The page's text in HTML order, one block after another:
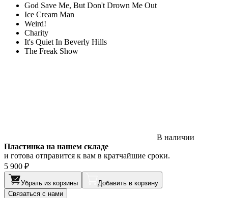
God Save Me, But Don't Drown Me Out
Ice Cream Man
Weird!
Charity
It's Quiet In Beverly Hills
The Freak Show
В наличии
Пластинка на нашем складе
и готова отправится к вам в кратчайшие сроки.
5 900 ₽
Убрать из корзины
Добавить в корзину
Связаться с нами